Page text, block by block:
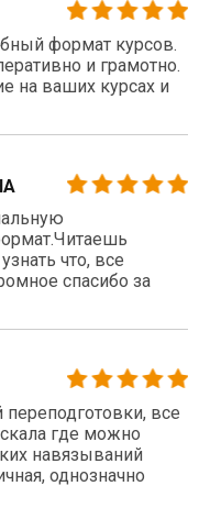
формат курсов.
и грамотно.
на ваших курсах и
что, все
спасибо за
все
где можно
навязываний
однозначно